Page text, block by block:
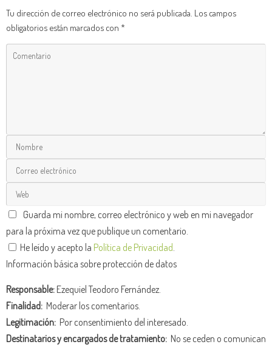
Tu dirección de correo electrónico no será publicada. Los campos
obligatorios están marcados con *
Guarda mi nombre, correo electrónico y web en mi navegador
para la próxima vez que publique un comentario.
He leído y acepto la Política de Privacidad
Información básica sobre protección de datos
Responsable:Ezequiel Teodoro Fernández.
Finalidad: Moderar los comentarios.
Legitimación: Por consentimiento del interesado.
Destinatarios y encargados de tratamiento: No se ceden o comunican